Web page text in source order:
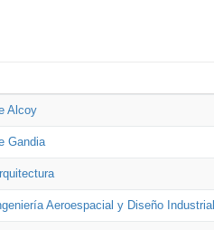
Alcoy
Gandia
Aeroespacial y Diseño Industrial